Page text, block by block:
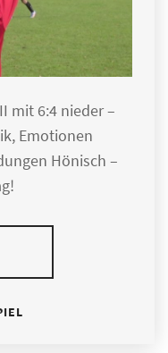
mit 6:4 nieder –
Emotionen
Hönisch –